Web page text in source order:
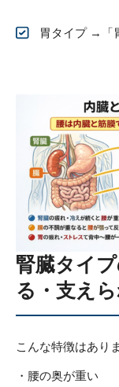
胃タイプ →「
腎臓タイ
る・支え
こんな特徴はあり
・腰の奥が重い